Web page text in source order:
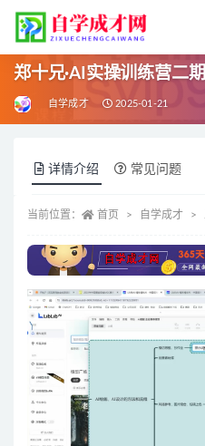
郑十兄·AI实操训练营二期
自学成才 2025-01-21
详情介绍 常见问题
当前位置： 首页 自学成才